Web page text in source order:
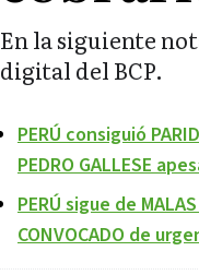
En la siguiente
digital del BCP.
PERÚ consiguió
PEDRO GALLESE
PERÚ sigue de
CONVOCADO de